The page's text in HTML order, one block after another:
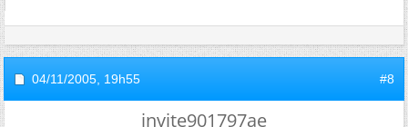
04/11/2005, 19h55 #8
invite901797ae